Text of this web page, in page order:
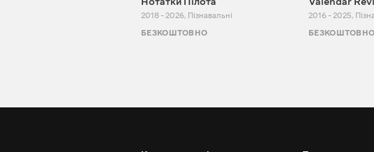
2018 - 2026, Пізнавальні
БЕЗКОШТОВНО
2016 - 2025,
БЕЗКОШТОВНО